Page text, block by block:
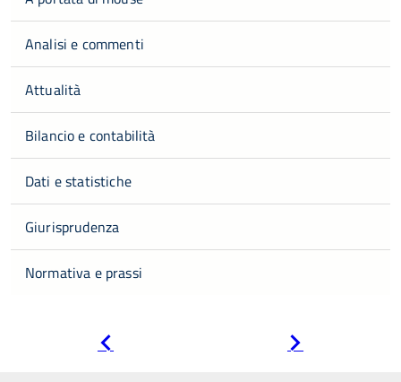
Analisi e commenti
Attualità
Bilancio e contabilità
Dati e statistiche
Giurisprudenza
Normativa e prassi